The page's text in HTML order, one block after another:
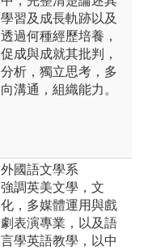
學習及成長軌跡以及
透過何種經歷培養，
促成與成就其批判，
分析，獨立思考，多
向溝通，組織能力。
外國語文學系
強調英美文學，文
化，多媒體運用與戲
劇表演專業，以及語
言學英語教學，以中